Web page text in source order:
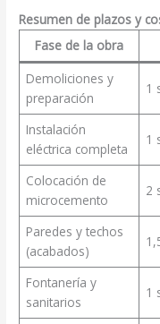
Resumen de plazos y
Fase de la obra
Demoliciones y
preparación
1
Instalación
eléctrica completa
1
Colocación de
microcemento
2
Paredes y techos
(acabados)
Fontanería y
sanitarios
1